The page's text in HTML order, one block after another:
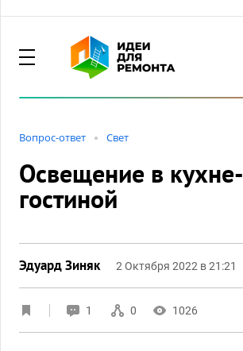
Вопрос-ответ Свет
Освещение в кухне-
гостиной
Эдуард Зиняк 2 Октября 2022 в 21:21
1 0 1026